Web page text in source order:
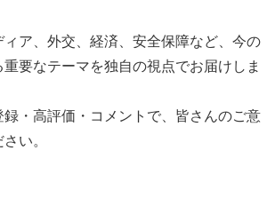
ィア、外交、経済、安全保障など、今の
重要なテーマを独自の視点でお届けしま
・高評価・コメントで、皆さんのご意
い。